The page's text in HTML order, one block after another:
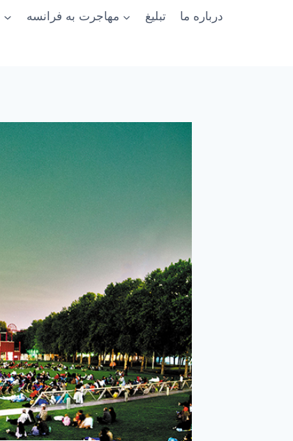
مهاجرت به فرانسه تبلیغ درباره ما